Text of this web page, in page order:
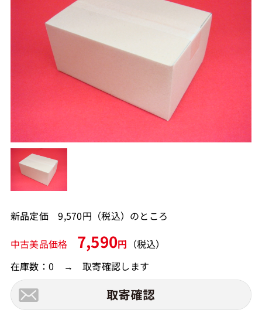
新品定価 9,570円（税込）のところ
中古美品価格 7,590円 （税込）
在庫数：0 → 取寄確認します